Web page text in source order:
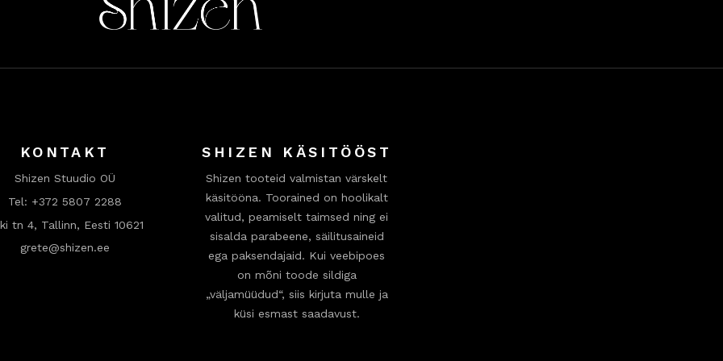
KONTAKT
Shizen Stuudio OÜ
Tel: +372 5807 2288
tn 4, Tallinn, Eesti 10621
grete@shizen.ee
SHIZEN KÄSITÖÖST
Shizen tooteid valmistan värskelt
käsitööna. Toorained on hoolikalt
valitud, peamiselt taimsed ning ei
sisalda parabeene, säilitusaineid
ega paksendajaid. Kui veebipoes
on mõni toode sildiga
„väljamüüdud“, siis kirjuta mulle ja
küsi esmast saadavust.